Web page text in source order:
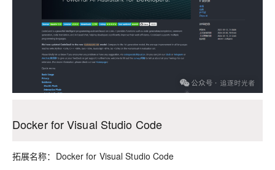
Docker for Visual Studio Code
拓展名称：Docker for Visual Studio Code